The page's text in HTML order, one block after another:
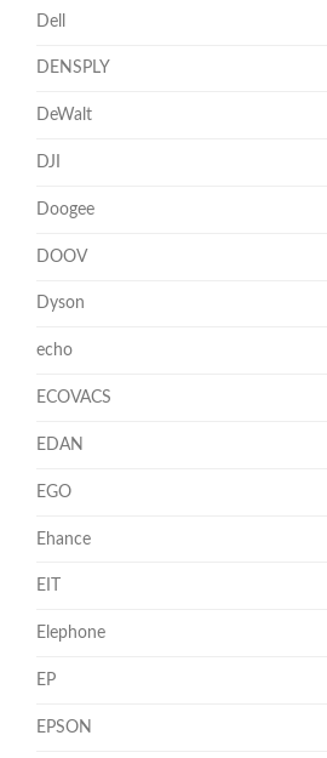
Dell
DENSPLY
DeWalt
DJI
Doogee
DOOV
Dyson
echo
ECOVACS
EDAN
EGO
Ehance
EIT
Elephone
EP
EPSON